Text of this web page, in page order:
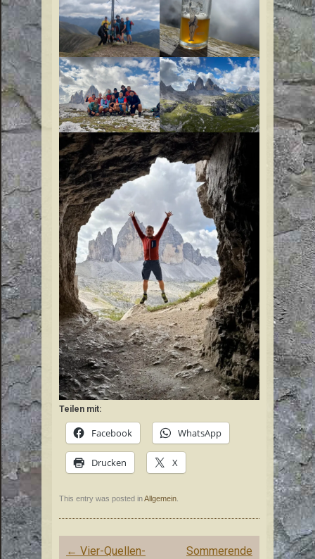
Teilen mit:
Facebook WhatsApp
Drucken X
This entry was posted inAllgemein
Post
← Vier-Quellen-
Sommerende